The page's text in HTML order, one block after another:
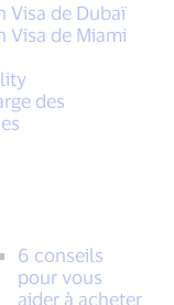
Visa de Dubaï
Visa de Miami
des
6 conseils
pour vous
aider à acheter